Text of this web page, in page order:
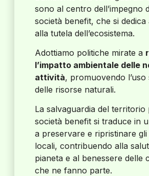
sono al centro dell’impegno
società benefit, che si dedica
alla tutela dell’ecosistema.
Adottiamo politiche mirate a
l’impatto ambientale delle
attività, promuovendo l’uso
delle risorse naturali.
La salvaguardia del territorio
società benefit si traduce in
a preservare e ripristinare gli
locali, contribuendo alla
pianeta e al benessere delle
che ne fanno parte.